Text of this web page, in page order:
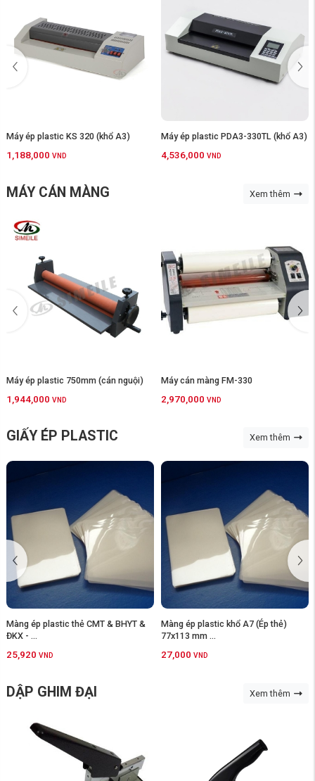
Máy ép plastic KS 320 (khổ A3)
1,188,000 VND
Máy ép plastic PDA3-330TL (khổ A3)
4,536,000 VND
MÁY CÁN MÀNG Xem thêm
Máy ép plastic 750mm (cán nguội)
1,944,000 VND
Máy cán màng FM-330
2,970,000 VND
GIẤY ÉP PLASTIC Xem thêm
Màng ép plastic thẻ CMT & BHYT &
ĐKX - ...
25,920 VND
Màng ép plastic khổ A7 (Ép thẻ)
77x113 mm ...
27,000 VND
DẬP GHIM ĐẠI Xem thêm